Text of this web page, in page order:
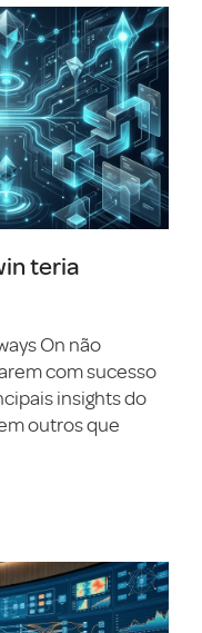
teria
On não
com sucesso
insights do
outros que